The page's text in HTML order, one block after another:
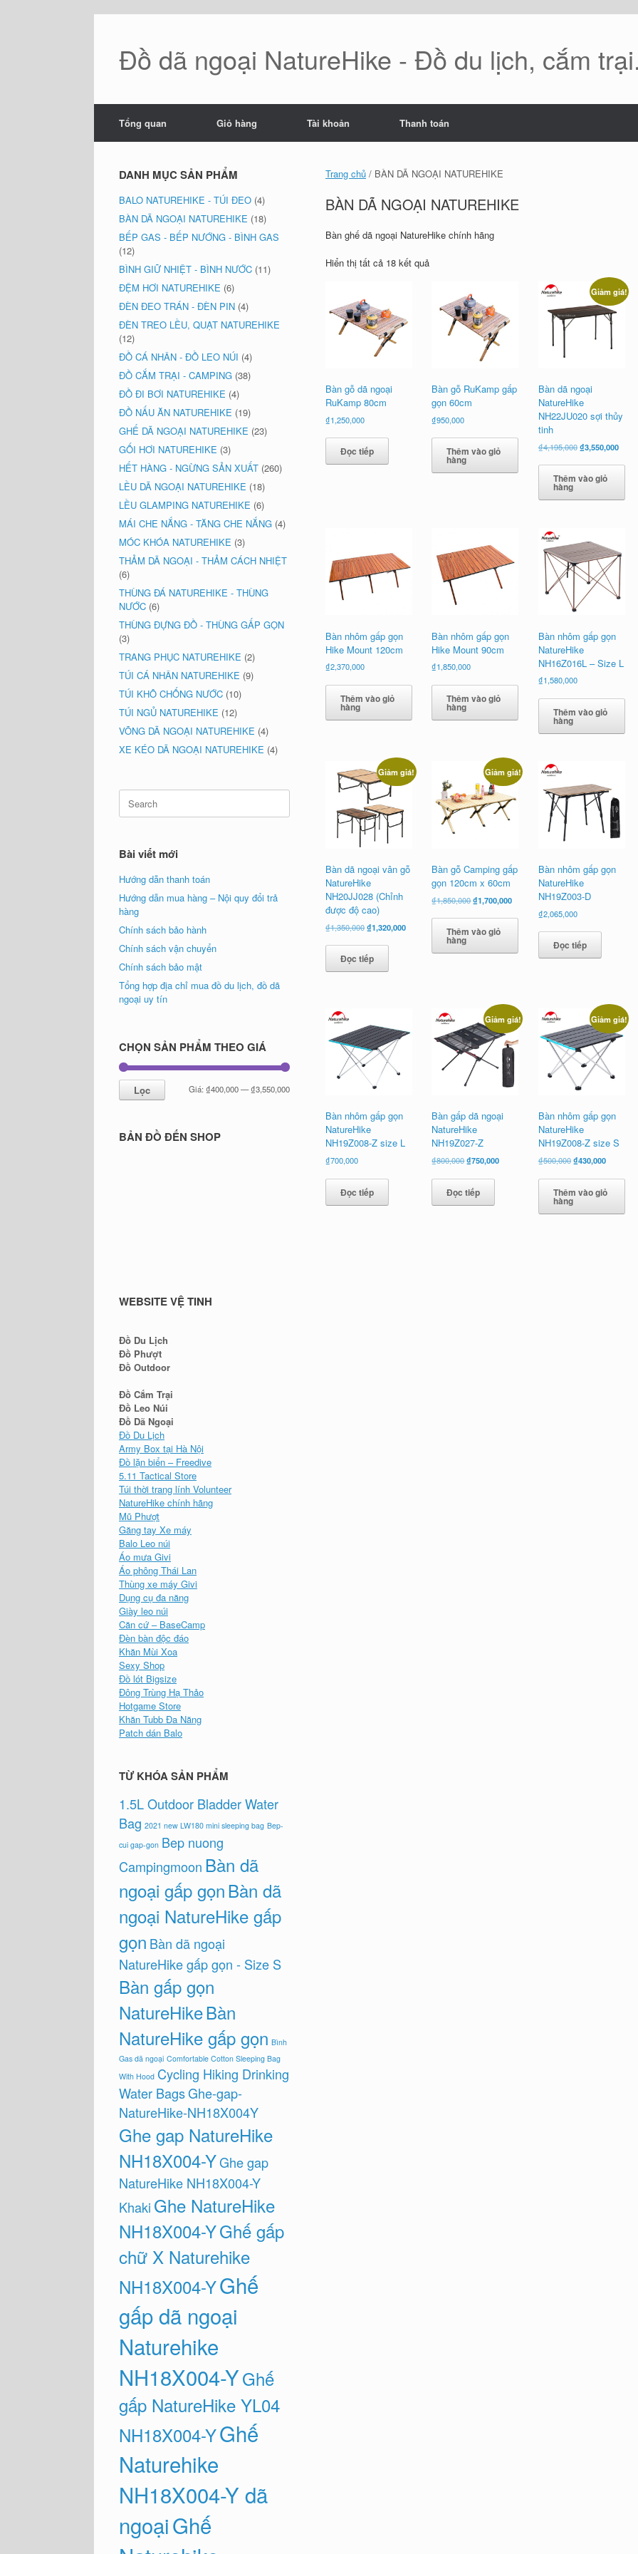
Đồ dã ngoại NatureHike - Đồ du lịch, cắm
Tổng quan Giỏ hàng Tài khoản Thanh toán
Trang chủ / BÀN DÃ NGOẠI NATUREHIKE
BÀN DÃ NGOẠI NATUREHIKE
Bàn ghế dã ngoại NatureHike chính hãng
Hiển thị tất cả 18 kết quảĐã
theo
mới
Bàn gỗ dã ngoại
RuKamp 80cm
₫1,250,000
Đọc tiếp
Bàn gỗ RuKamp gấp
gọn 60cm
₫950,000
Thêm vào giỏ
hàng
Giảm giá!
Bàn dã ngoại
NatureHike
NH22JU020 sợi thủy
tinh
₫4,195,000 Giá
là:
₫4,195,000.
₫3,550,000Giá
tại
Thêm vào giỏ
hàng
Bàn nhôm gấp gọn
Hike Mount 120cm
₫2,370,000
Thêm vào giỏ
hàng
Bàn nhôm gấp gọn
Hike Mount 90cm
₫1,850,000
Thêm vào giỏ
hàng
Bàn nhôm gấp gọn
NatureHike
NH16Z016L – Size L
₫1,580,000
Thêm vào giỏ
hàng
Giảm giá!
Bàn dã ngoại vân gỗ
NatureHike
NH20JJ028 (Chỉnh
được độ cao)
₫1,350,000Giá
là:
₫1,350,000.
₫1,320,000Giá
Đọc tiếp
Giảm giá!
Bàn gỗ Camping gấp
gọn 120cm x 60cm
₫1,850,000Giá
là:
₫1,850,000.
₫1,700,000Giá
tại
Thêm vào giỏ
hàng
Bàn nhôm gấp gọn
NatureHike
NH19Z003-D
₫2,065,000
Đọc tiếp
Bàn nhôm gấp gọn
NatureHike
NH19Z008-Z size L
₫700,000
Đọc tiếp
Giảm giá!
Bàn gấp dã ngoại
NatureHike
NH19Z027-Z
₫800,000Giá
là:
₫800,000.
₫750,000Giá
Đọc tiếp
Giảm giá!
Bàn nhôm gấp gọn
NatureHike
NH19Z008-Z size S
₫500,000 Giá
là:
₫500,000.
₫430,000Giá
tại
là:
Thêm vào giỏ
hàng
DANH MỤC SẢN PHẨM
BALO NATUREHIKE - TÚI ĐEO (4)
BÀN DÃ NGOẠI NATUREHIKE (18)
BẾP GAS - BẾP NƯỚNG - BÌNH GAS
(12)
BÌNH GIỮ NHIỆT - BÌNH NƯỚC (11)
ĐỆM HƠI NATUREHIKE (6)
ĐÈN ĐEO TRÁN - ĐÈN PIN (4)
ĐÈN TREO LỀU, QUẠT NATUREHIKE
(12)
ĐỒ CÁ NHÂN - ĐỒ LEO NÚI (4)
ĐỒ CẮM TRẠI - CAMPING (38)
ĐỒ ĐI BƠI NATUREHIKE (4)
ĐỒ NẤU ĂN NATUREHIKE (19)
GHẾ DÃ NGOẠI NATUREHIKE (23)
GỐI HƠI NATUREHIKE (3)
HẾT HÀNG - NGỪNG SẢN XUẤT (260)
LỀU DÃ NGOẠI NATUREHIKE (18)
LỀU GLAMPING NATUREHIKE (6)
MÁI CHE NẮNG - TĂNG CHE NẮNG (4)
MÓC KHÓA NATUREHIKE (3)
THẢM DÃ NGOẠI - THẢM CÁCH NHIỆT
(6)
THÙNG ĐÁ NATUREHIKE - THÙNG
NƯỚC (6)
THÙNG ĐỰNG ĐỒ - THÙNG GẤP GỌN
(3)
TRANG PHỤC NATUREHIKE (2)
TÚI CÁ NHÂN NATUREHIKE (9)
TÚI KHÔ CHỐNG NƯỚC (10)
TÚI NGỦ NATUREHIKE (12)
VÕNG DÃ NGOẠI NATUREHIKE (4)
XE KÉO DÃ NGOẠI NATUREHIKE (4)
Search
for:
Bài viết mới
Hướng dẫn thanh toán
Hướng dẫn mua hàng – Nội quy đổi trả
hàng
Chính sách bảo hành
Chính sách vận chuyển
Chính sách bảo mật
Tổng hợp địa chỉ mua đồ du lịch, đồ dã
ngoại uy tín
CHỌN SẢN PHẨM THEO GIÁ
Giá
Giá
Lọc Giá:₫400,000—₫3,550,000
BẢN ĐỒ ĐẾN SHOP
WEBSITE VỆ TINH
Đồ Du Lịch
Đồ Phượt
Đồ Outdoor
Đồ Cắm Trại
Đồ Leo Núi
Đồ Dã Ngoại
Đồ Du Lịch
Army Box tại Hà Nội
Đồ lặn biển – Freedive
5.11 Tactical Store
Túi thời trang lính Volunteer
NatureHike chính hãng
Mũ Phượt
Găng tay Xe máy
Balo Leo núi
Áo mưa Givi
Áo phông Thái Lan
Thùng xe máy Givi
Dụng cụ đa năng
Giày leo núi
Căn cứ – BaseCamp
Đèn bàn độc đáo
Khăn Mùi Xoa
Sexy Shop
Đồ lót Bigsize
Đông Trùng Hạ Thảo
Hotgame Store
Khăn Tubb Đa Năng
Patch dán Balo
TỪ KHÓA SẢN PHẨM
1.5L Outdoor Bladder Water
Bag 2021 new LW180 mini sleeping bag Bep-
cui gap-gon Bep nuong
Campingmoon Bàn dã
ngoại gấp gọnBàn dã
ngoại NatureHike gấp
gọn Bàn dã ngoại
NatureHike gấp gọn - Size S
Bàn gấp gọn
NatureHikeBàn
NatureHike gấp gọn Bình
Gas dã ngoại Comfortable Cotton Sleeping Bag
With Hood Cycling Hiking Drinking
Water BagsGhe-gap-
NatureHike-NH18X004Y
Ghe gap NatureHike
NH18X004-YGhe gap
NatureHike NH18X004-Y
Khaki Ghe NatureHike
NH18X004-YGhế gấp
chữ X Naturehike
NH18X004-YGhế
gấp dã ngoại
Naturehike
NH18X004-YGhế
gấp NatureHike YL04
NH18X004-YGhế
Naturehike
NH18X004-Y dã
ngoạiGhế